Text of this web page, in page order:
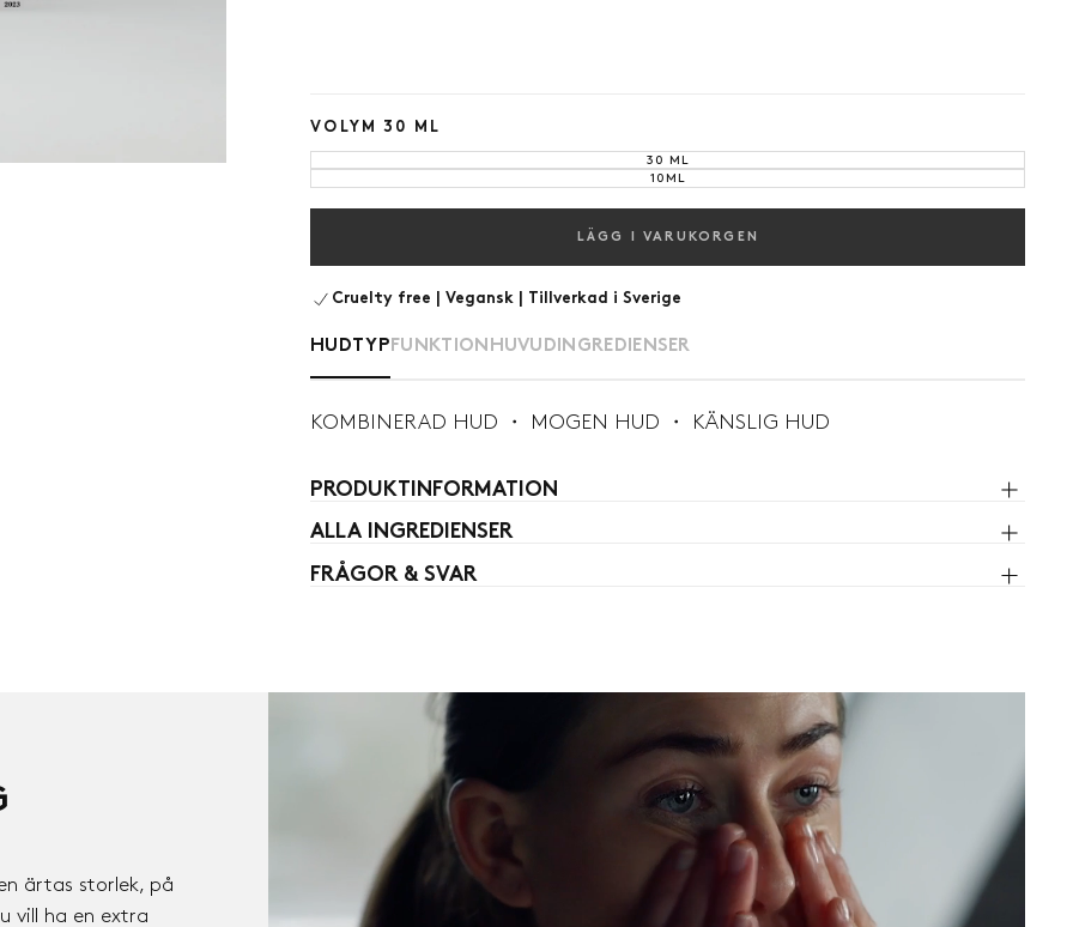
VOLYM 30 ML
30 MLVARIANT
SOLD
OUT
10MLVARIANT
OUT
UNAVAILABLE
LÄGG I VARUKORGEN
Cruelty free | Vegansk | Tillverkad i Sverige
HUDTYP FUNKTION HUVUDINGREDIENSER
KOMBINERAD HUD ・ MOGEN HUD ・ KÄNSLIG HUD
PRODUKTINFORMATION
ALLA INGREDIENSER
FRÅGOR & SVAR
ärtas storlek, på
vill ha en extra
Quick cart is
currently empty